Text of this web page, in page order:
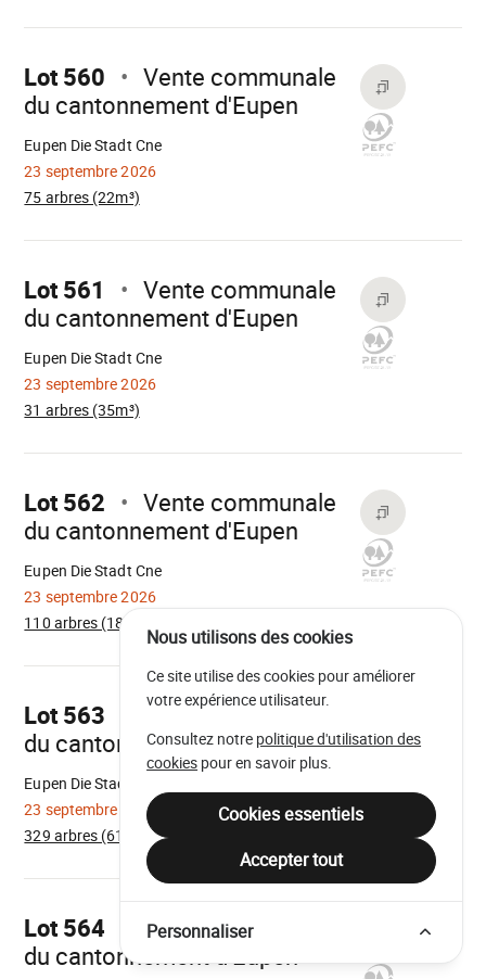
Aller
Lot 560
Vente communale
du cantonnement d'Eupen
23 septembre 2026
Eupen Die Stadt Cne
75 arbres (22m³)
Chargement
Aller
Lot 561
Vente communale
du cantonnement d'Eupen
23 septembre 2026
Eupen Die Stadt Cne
31 arbres (35m³)
Chargement
Aller
Lot 562
Vente communale
du cantonnement d'Eupen
23 septembre 2026
Eupen Die Stadt Cne
110 arbres (18m³)
Chargement
Aller
Lot 563
Vente communale
du cantonnement d'Eupen
23 septembre 2026
Eupen Die Stadt Cne
329 arbres (61m³)
Chargement
Aller
Lot 564
Vente communale
du cantonnement d'Eupen
Nous utilisons des cookies
Ce site utilise des cookies pour améliorer
votre expérience utilisateur.
Consultez notre politique d'utilisation des
cookies pour en savoir plus.
Cookies essentiels
Accepter tout
Personnaliser